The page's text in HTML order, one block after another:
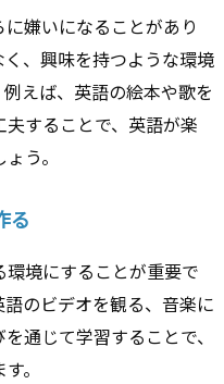
嫌いになることがあり
、興味を持つような環境
えば、英語の絵本や歌を
することで、英語が楽
う。
る
境にすることが重要で
のビデオを観る、音楽に
通じて学習することで、
。